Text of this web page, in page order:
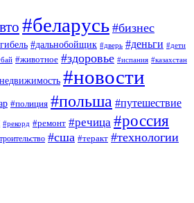
#беларусь #бизнес
#дальнобойщик #дверь #деньги #дети
#животное #здоровье #испания #казахстан
#новости
#полиция #польша #путешествие
#рекорд #ремонт #речица #россия
#сша #теракт #технологии